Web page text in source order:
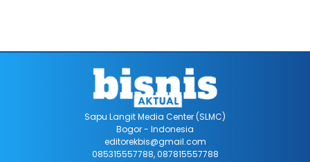
Sapu Langit Media Center (SLMC)
Bogor - Indonesia
editorekbis@gmail.com
085315557788, 087815557788